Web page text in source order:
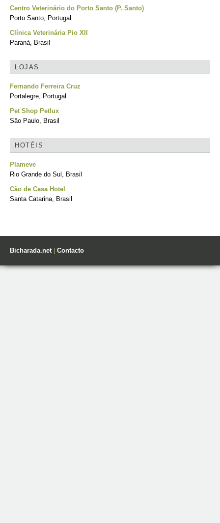
Centro Veterinário do Porto Santo (P. Santo)
Porto Santo, Portugal
Clínica Veterinária Pio XII
Paraná, Brasil
LOJAS
Fernando Ferreira Cruz
Portalegre, Portugal
Pet Shop Petlux
São Paulo, Brasil
HOTÉIS
Plameve
Rio Grande do Sul, Brasil
Cão de Casa Hotel
Santa Catarina, Brasil
Bicharada.net| Contacto